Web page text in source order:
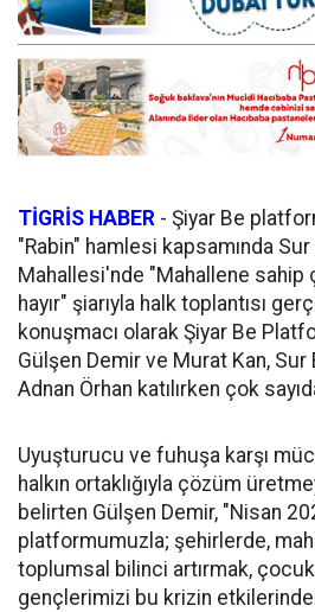
TİGRİS HABER - Şiyar Be
"Rabin" hamlesi kapsamında
Mahallesi'nde "Mahallene sahip
hayır" şiarıyla halk toplantısı
konuşmacı olarak Şiyar Be
Gülşen Demir ve Murat Kan, Sur
Adnan Örhan katılırken çok
Uyuşturucu ve fuhuşa karşı
halkın ortaklığıyla çözüm
belirten Gülşen Demir, "Nisan
platformumuzla; şehirlerde,
toplumsal bilinci artırmak,
gençlerimizi bu krizin